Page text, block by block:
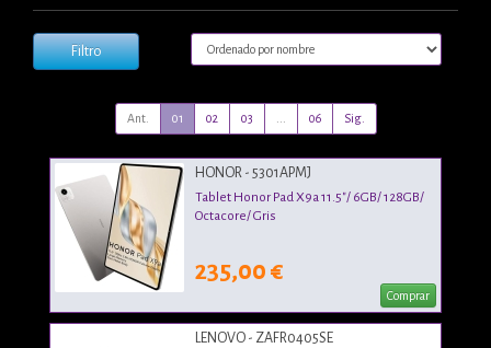
Filtro
Ant. 01 02 03 06 Sig.
HONOR - 5301APMJ
Tablet Honor Pad X9a 11.5"/ 6GB/ 128GB/
Octacore/ Gris
235,00 €
Comprar
LENOVO - ZAFR0405SE